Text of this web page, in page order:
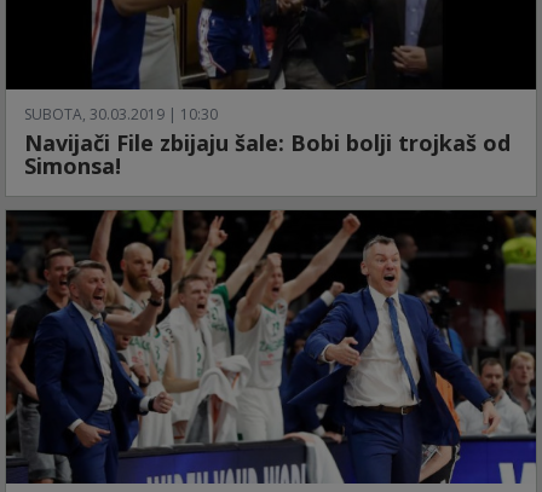
SUBOTA, 30.03.2019 | 10:30
Navijači File zbijaju šale: Bobi bolji trojkaš od
Simonsa!